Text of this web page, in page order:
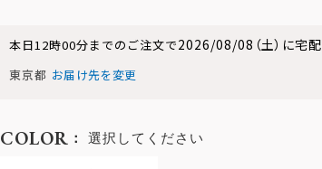
本日12時00分までのご注文で2026/08/08（土） に宅
東京都 お届け先を変更
COLOR 選択してください